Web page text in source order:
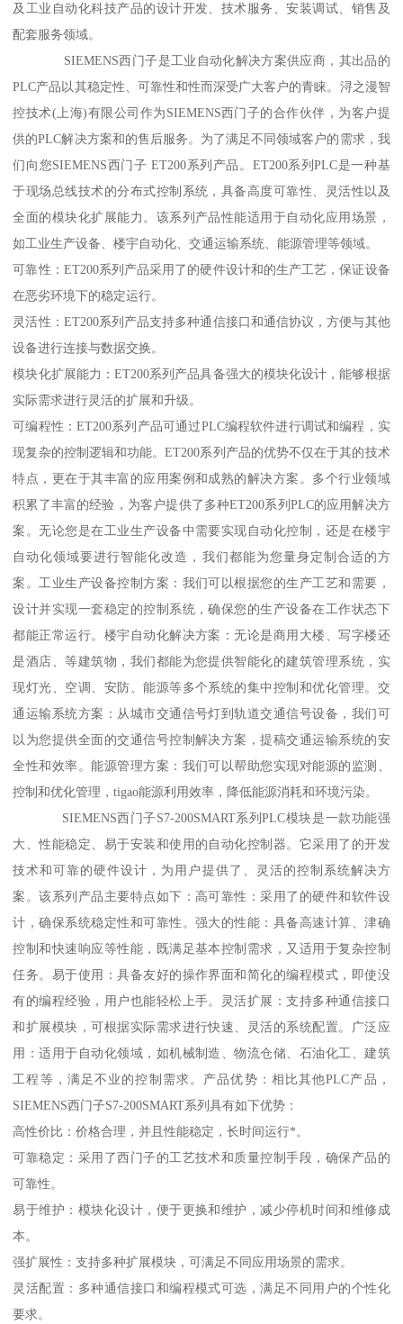
及工业自动化科技产品的设计开发、技术服务、安装调试、销售及
配套服务领域。
SIEMENS西门子是工业自动化解决方案供应商，其出品的
PLC产品以其稳定性、可靠性和性而深受广大客户的青睐。浔之漫智
控技术(上海)有限公司作为SIEMENS西门子的合作伙伴，为客户提
供的PLC解决方案和的售后服务。为了满足不同领域客户的需求，我
们向您SIEMENS西门子 ET200系列产品。ET200系列PLC是一种基
于现场总线技术的分布式控制系统，具备高度可靠性、灵活性以及
全面的模块化扩展能力。该系列产品性能适用于自动化应用场景，
如工业生产设备、楼宇自动化、交通运输系统、能源管理等领域。
可靠性：ET200系列产品采用了的硬件设计和的生产工艺，保证设备
在恶劣环境下的稳定运行。
灵活性：ET200系列产品支持多种通信接口和通信协议，方便与其他
设备进行连接与数据交换。
模块化扩展能力：ET200系列产品具备强大的模块化设计，能够根据
实际需求进行灵活的扩展和升级。
可编程性：ET200系列产品可通过PLC编程软件进行调试和编程，实
现复杂的控制逻辑和功能。ET200系列产品的优势不仅在于其的技术
特点，更在于其丰富的应用案例和成熟的解决方案。多个行业领域
积累了丰富的经验，为客户提供了多种ET200系列PLC的应用解决方
案。无论您是在工业生产设备中需要实现自动化控制，还是在楼宇
自动化领域要进行智能化改造，我们都能为您量身定制合适的方
案。工业生产设备控制方案：我们可以根据您的生产工艺和需要，
设计并实现一套稳定的控制系统，确保您的生产设备在工作状态下
都能正常运行。楼宇自动化解决方案：无论是商用大楼、写字楼还
是酒店、等建筑物，我们都能为您提供智能化的建筑管理系统，实
现灯光、空调、安防、能源等多个系统的集中控制和优化管理。交
通运输系统方案：从城市交通信号灯到轨道交通信号设备，我们可
以为您提供全面的交通信号控制解决方案，提稿交通运输系统的安
全性和效率。能源管理方案：我们可以帮助您实现对能源的监测、
控制和优化管理，tigao能源利用效率，降低能源消耗和环境污染。
SIEMENS西门子S7-200SMART系列PLC模块是一款功能强
大、性能稳定、易于安装和使用的自动化控制器。它采用了的开发
技术和可靠的硬件设计，为用户提供了、灵活的控制系统解决方
案。该系列产品主要特点如下：高可靠性：采用了的硬件和软件设
计，确保系统稳定性和可靠性。强大的性能：具备高速计算、津确
控制和快速响应等性能，既满足基本控制需求，又适用于复杂控制
任务。易于使用：具备友好的操作界面和简化的编程模式，即使没
有的编程经验，用户也能轻松上手。灵活扩展：支持多种通信接口
和扩展模块，可根据实际需求进行快速、灵活的系统配置。广泛应
用：适用于自动化领域，如机械制造、物流仓储、石油化工、建筑
工程等，满足不业的控制需求。产品优势：相比其他PLC产品，
SIEMENS西门子S7-200SMART系列具有如下优势：
高性价比：价格合理，并且性能稳定，长时间运行*。
可靠稳定：采用了西门子的工艺技术和质量控制手段，确保产品的
可靠性。
易于维护：模块化设计，便于更换和维护，减少停机时间和维修成
本。
强扩展性：支持多种扩展模块，可满足不同应用场景的需求。
灵活配置：多种通信接口和编程模式可选，满足不同用户的个性化
要求。